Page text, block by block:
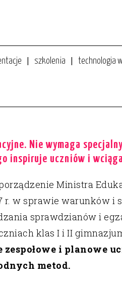
szkolenia technologia
Nie wymaga
inspiruje uczniów i
Ministra
w sprawie warunków i
sprawdzianów i
klas I i II
i planowe
metod.